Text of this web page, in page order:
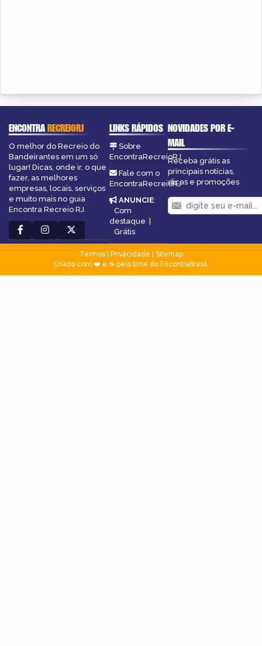
ENCONTRARECREIORJ
O melhor do Recreio do
Bandeirantes em um só
lugar! Dicas, onde ir, o que
fazer, as melhores
empresas, locais, serviços
e muito mais no guia
Encontra Recreio RJ.
LINKS RÁPIDOS
Sobre
EncontraRecreioRJ
Fale com o
EncontraRecreioRJ
ANUNCIE:
Com
destaque |
Grátis
NOVIDADES POR E-
MAIL
Receba grátis as
principais notícias,
dicas e promoções
Termos| Privacidade
Sitemap
Criado com ❤️ e ☕ pelo time do EncontraBrasil